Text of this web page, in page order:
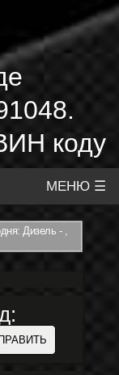
коду
МЕНЮ ☰
Дизель - ,